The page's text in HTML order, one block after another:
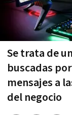
Se trata de
buscadas
mensajes a
del negocio